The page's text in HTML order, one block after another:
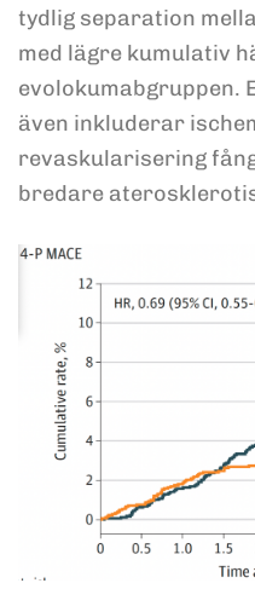
tydlig separation
med lägre kumulativ
evolokumabgruppen.
även inkluderar
revaskularisering
bredare